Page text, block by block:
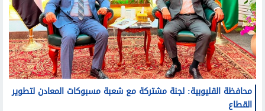
محافظة القليوبية: لجنة مشتركة مع شعبة مسبوكات المعادن لتطوير
القطاع